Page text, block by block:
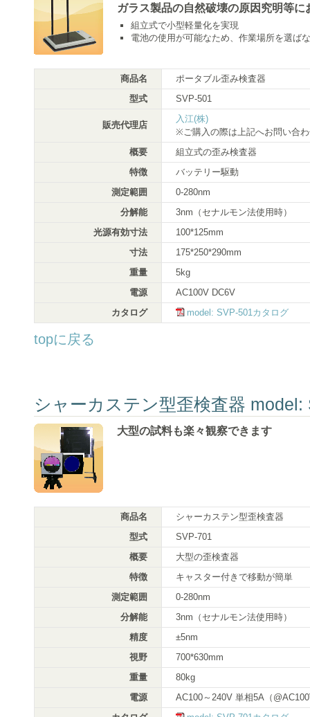
ガラス製品の自然破壊の原因究明等に
組立式で小型軽量化を実現
電池の使用が可能なため、作業場所を選ば
商品名
ポータブル歪み検査器
型式
SVP-501
販売代理店
入江(株)
※ご購入の際は上記へお問い合
概要
組立式の歪み検査器
特徴
バッテリー駆動
測定範囲
0-280nm
分解能
3nm（セナルモン法使用時）
光源有効寸法
100*125mm
寸法
175*250*290mm
重量
5kg
電源
AC100V DC6V
カタログ
model: SVP-501カタログ
topに戻る
シャーカステン型歪検査器 model:
大型の試料も楽々観察できます
商品名
シャーカステン型歪検査器
型式
SVP-701
概要
大型の歪検査器
特徴
キャスター付きで移動が簡単
測定範囲
0-280nm
分解能
3nm（セナルモン法使用時）
精度
±5nm
視野
700*630mm
重量
80kg
電源
AC100～240V 単相5A（